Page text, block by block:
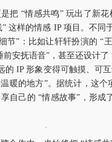
把 “情感共鸣” 玩出了新
这样的情感 IP 项目。不同
节”：比如让轩轩扮演的 “
安抚语音”，甚至还设计
的 IP 形象变得可触摸、可
暖的地方”。据统计，这
自己的 “情感故事”，形成